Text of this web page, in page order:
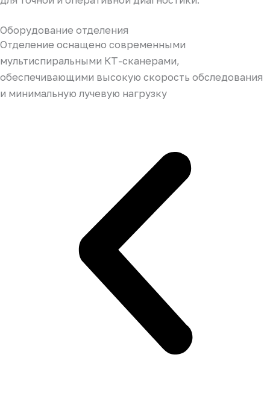
Оборудование отделения
Отделение оснащено современными
мультиспиральными КТ-сканерами,
обеспечивающими высокую скорость обследования
и минимальную лучевую нагрузку